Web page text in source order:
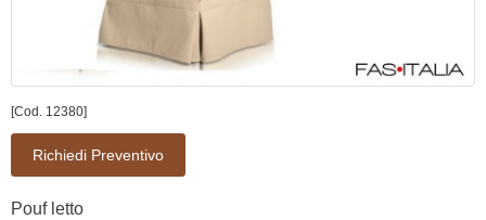
[Cod. 12380]
Richiedi Preventivo
Pouf letto